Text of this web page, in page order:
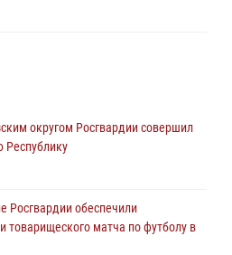
Росгвардии пресекли нелегальную
120 беспилотников в ЛНР
округом Росгвардии совершил
Республику
Росгвардии обеспечили
товарищеского матча по футболу в